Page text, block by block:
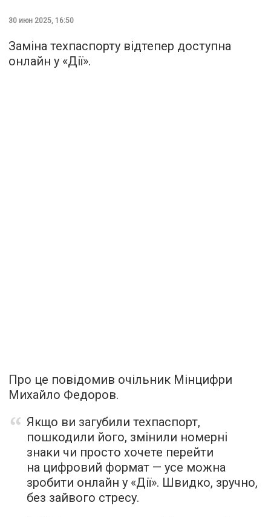
30 июн 2025, 16:50
Заміна техпаспорту відтепер доступна
онлайн у «Дії».
Про це повідомив очільник Мінцифри
Михайло Федоров.
Якщо ви загубили техпаспорт,
пошкодили його, змінили номерні
знаки чи просто хочете перейти
на цифровий формат — усе можна
зробити онлайн у «Дії». Швидко, зручно,
без зайвого стресу.